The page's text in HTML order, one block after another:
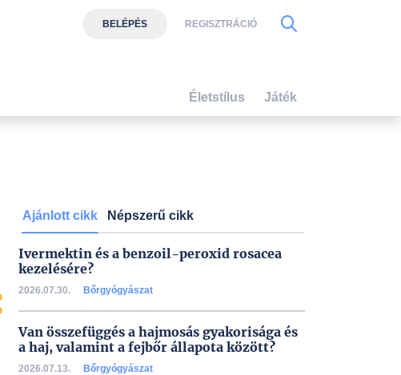
Ajánlott cikk Népszerű cikk
Ivermektin és a benzoil-peroxid rosacea
kezelésére?
2026.07.30. Bőrgyógyászat
Van összefüggés a hajmosás gyakorisága és
a haj, valamint a fejbőr állapota között?
2026.07.13. Bőrgyógyászat
BELÉPÉS REGISZTRÁCIÓ
Életstílus Játék